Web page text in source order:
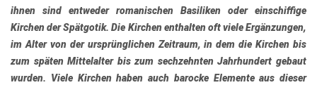
ihnen sind entweder romanischen Basiliken oder einschiffige
Kirchen der Spätgotik. Die Kirchen enthalten oft viele Ergänzungen,
im Alter von der ursprünglichen Zeitraum, in dem die Kirchen bis
zum späten Mittelalter bis zum sechzehnten Jahrhundert gebaut
wurden. Viele Kirchen haben auch barocke Elemente aus dieser